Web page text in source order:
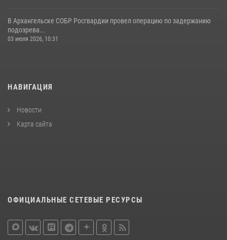
В Архангельске СОБР Росгвардии провел операцию по задержанию
подозрева...
03 июля 2026, 10:31
НАВИГАЦИЯ
Новости
Карта сайта
ОФИЦИАЛЬНЫЕ СЕТЕВЫЕ РЕСУРСЫ